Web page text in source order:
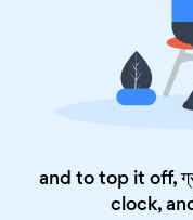
and to top it off,
clock,